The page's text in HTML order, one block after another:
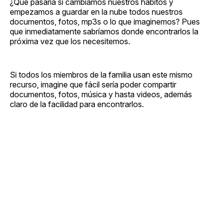
empezamos a guardar en la nube todos nuestros
documentos, fotos, mp3s o lo que imaginemos? Pues
que inmediatamente sabríamos donde encontrarlos la
próxima vez que los necesitemos.
Si todos los miembros de la familia usan este mismo
recurso, imagine que fácil sería poder compartir
documentos, fotos, música y hasta videos, además
claro de la facilidad para encontrarlos.